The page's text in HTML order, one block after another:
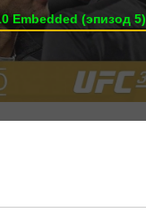
Embedded (эпизод 5)